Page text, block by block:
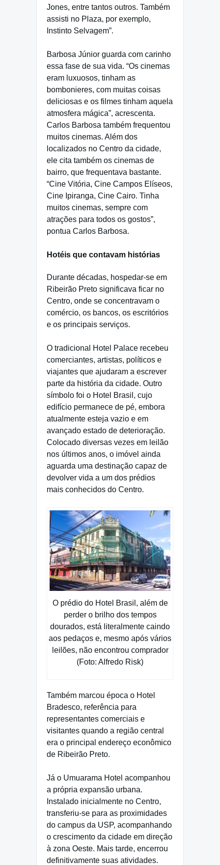
Jones, entre tantos outros. Também
assisti no Plaza, por exemplo,
Instinto Selvagem”.
Barbosa Júnior guarda com carinho
essa fase de sua vida. “Os cinemas
eram luxuosos, tinham as
bombonieres, com muitas coisas
deliciosas e os filmes tinham aquela
atmosfera mágica”, acrescenta.
Carlos Barbosa também frequentou
muitos cinemas. Além dos
localizados no Centro da cidade,
ele cita também os cinemas de
bairro, que frequentava bastante.
“Cine Vitória, Cine Campos Elíseos,
Cine Ipiranga, Cine Cairo. Tinha
muitos cinemas, sempre com
atrações para todos os gostos”,
pontua Carlos Barbosa.
Hotéis que contavam histórias
Durante décadas, hospedar-se em
Ribeirão Preto significava ficar no
Centro, onde se concentravam o
comércio, os bancos, os escritórios
e os principais serviços.
O tradicional Hotel Palace recebeu
comerciantes, artistas, políticos e
viajantes que ajudaram a escrever
parte da história da cidade. Outro
símbolo foi o Hotel Brasil, cujo
edifício permanece de pé, embora
atualmente esteja vazio e em
avançado estado de deterioração.
Colocado diversas vezes em leilão
nos últimos anos, o imóvel ainda
aguarda uma destinação capaz de
devolver vida a um dos prédios
mais conhecidos do Centro.
O prédio do Hotel Brasil, além de
perder o brilho dos tempos
dourados, está literalmente caindo
aos pedaços e, mesmo após vários
leilões, não encontrou comprador
(Foto: Alfredo Risk)
Também marcou época o Hotel
Bradesco, referência para
representantes comerciais e
visitantes quando a região central
era o principal endereço econômico
de Ribeirão Preto.
Já o Umuarama Hotel acompanhou
a própria expansão urbana.
Instalado inicialmente no Centro,
transferiu-se para as proximidades
do campus da USP, acompanhando
o crescimento da cidade em direção
à zona Oeste. Mais tarde, encerrou
definitivamente suas atividades.